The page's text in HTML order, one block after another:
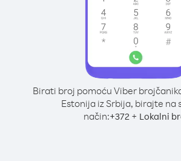
Birati broj pomoću Viber
Estonija iz Srbija, birajte na
način:+372+ Lokalni